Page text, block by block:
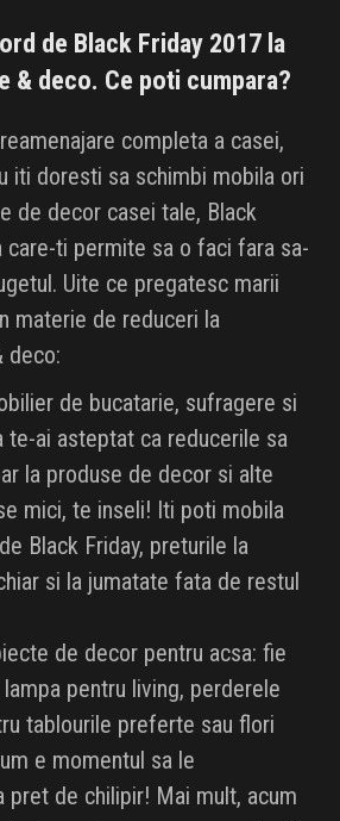
de Black Friday 2017 la
& deco. Ce poti cumpara?
completa a casei,
iti doresti sa schimbi mobila ori
de decor casei tale, Black
care-ti permite sa o faci fara sa-
Uite ce pregatesc marii
materie de reduceri la
deco:
de bucatarie, sufragere si
te-ai asteptat ca reducerile sa
la produse de decor si alte
mici, te inseli! Iti poti mobila
Black Friday, preturile la
si la jumatate fata de restul
de decor pentru acsa: fie
pentru living, perderele
tablourile preferte sau flori
e momentul sa le
pret de chilipir! Mai mult, acum